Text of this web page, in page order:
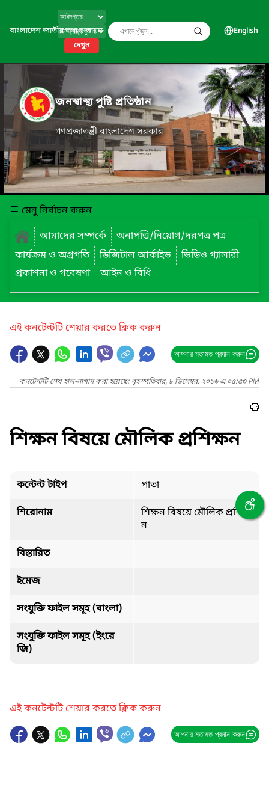
বাংলাদেশ জাতীয় তথ্য বাতায়ন
দেখুন
English
জনস্বাস্থ্য পুষ্টি প্রতিষ্ঠান
গণপ্রজাতন্ত্রী বাংলাদেশ সরকার
মেনু নির্বাচন করুন
আমাদের সম্পর্কে
অনাপত্তি/নিয়োগ/দরপত্র পত্র
কার্যক্রম ও অগ্রগতি
ডিজিটাল আর্কাইভ
ভিডিও গ্যালারী
প্রকাশনা ও গবেষণা
আইন ও বিধি
এই কনটেন্টটি শেয়ার করতে ক্লিক করুন
আপনার মতামত প্রদান করুন
কনটেন্টটি শেষ হাল-নাগাদ করা হয়েছে: বৃহস্পতিবার, ৮ ডিসেম্বর, ২০১৬ এ ০৫:৫৩ PM
শিক্ষন বিষয়ে মৌলিক প্রশিক্ষন
কন্টেন্ট টাইপ পাতা
শিরোনাম
শিক্ষন বিষয়ে মৌলিক প্রশিক্ষ
ন
বিস্তারিত
ইমেজ
সংযুক্তি ফাইল সমূহ (বাংলা)
সংযুক্তি ফাইল সমূহ (ইংরে
জি)
এই কনটেন্টটি শেয়ার করতে ক্লিক করুন
আপনার মতামত প্রদান করুন